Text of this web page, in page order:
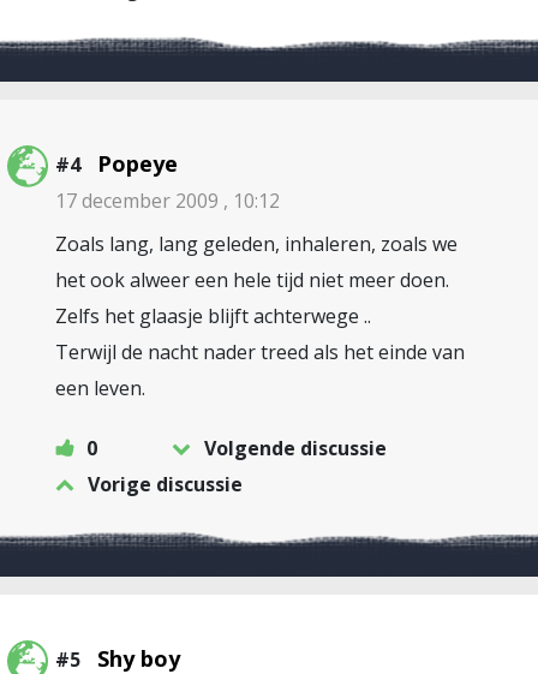
#4 Popeye
17 december 2009 , 10:12
Zoals lang, lang geleden, inhaleren, zoals we
het ook alweer een hele tijd niet meer doen.
Zelfs het glaasje blijft achterwege ..
Terwijl de nacht nader treed als het einde van
een leven.
0
Volgende discussie
Vorige discussie
#5 Shy boy